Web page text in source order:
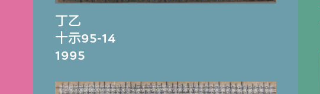
丁乙
十示95-14
1995